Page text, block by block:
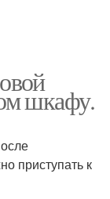
шкафу.
приступать к